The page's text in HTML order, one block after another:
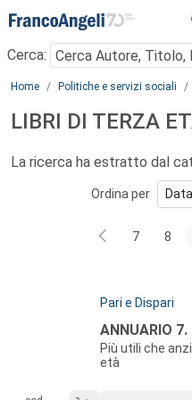
Menu
Cerca:
Main content
Home Politiche e servizi sociali
LIBRI DI TERZA
La ricerca ha estratto dal
Ordina per
7 8
Autori:
Pari e Dispari
Titolo:
ANNUARIO 7.
Più utili che
età